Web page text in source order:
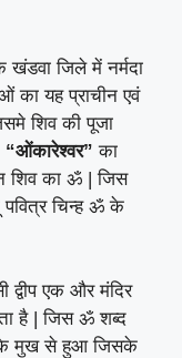
खंडवा जिले में नर्मदा
का यह प्राचीन एवं
शिव की पूजा
“ओंकारेश्वर” का
शिव का ॐ | जिस
पवित्र चिन्ह ॐ के
द्वीप एक और मंदिर
है | जिस ॐ शब्द
के मुख से हुआ जिसके